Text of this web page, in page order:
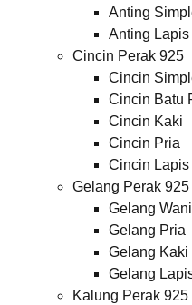
Anting
Anting Lapis
Cincin Perak 925
Cincin
Cincin Batu
Cincin Kaki
Cincin Pria
Cincin Lapis
Gelang Perak 925
Gelang
Gelang Pria
Gelang Kaki
Gelang
Kalung Perak 925